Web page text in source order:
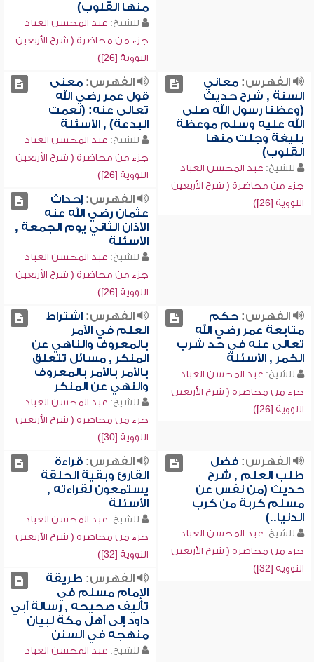
منها القلوب)
للشيخ: عبد المحسن العباد
جزء من محاضرة ( شرح الأربعين
النووية [26])
الفهرس:معاني
السنة , شرح حديث
(وعظنا رسول الله صلى
الله عليه وسلم موعظة
بليغة وجلت منها
القلوب)
للشيخ: عبد المحسن العباد
جزء من محاضرة ( شرح الأربعين
النووية [26])
الفهرس:معنى
قول عمر رضي الله
تعالى عنه: (نعمت
البدعة) , الأسئلة
للشيخ: عبد المحسن العباد
جزء من محاضرة ( شرح الأربعين
النووية [26])
الفهرس:إحداث
عثمان رضي الله عنه
الأذان الثاني يوم الجمعة ,
الأسئلة
للشيخ: عبد المحسن العباد
جزء من محاضرة ( شرح الأربعين
النووية [26])
الفهرس:حكم
متابعة عمر رضي الله
تعالى عنه في حد شرب
الخمر , الأسئلة
للشيخ: عبد المحسن العباد
جزء من محاضرة ( شرح الأربعين
النووية [26])
الفهرس:اشتراط
العلم في الآمر
بالمعروف والناهي عن
المنكر , مسائل تتعلق
بالأمر بالأمر بالمعروف
والنهي عن المنكر
للشيخ: عبد المحسن العباد
جزء من محاضرة ( شرح الأربعين
النووية [30])
الفهرس:فضل
طلب العلم , شرح
حديث (من نفس عن
مسلم كربة من كرب
الدنيا..)
للشيخ: عبد المحسن العباد
جزء من محاضرة ( شرح الأربعين
النووية [32])
الفهرس:قراءة
القارئ وبقية الحلقة
يستمعون لقراءته ,
الأسئلة
للشيخ: عبد المحسن العباد
جزء من محاضرة ( شرح الأربعين
النووية [32])
الفهرس: طريقة
الإمام مسلم في
تأليف صحيحه , رسالة أبي
داود إلى أهل مكة لبيان
منهجه في السنن
للشيخ: عبد المحسن العباد